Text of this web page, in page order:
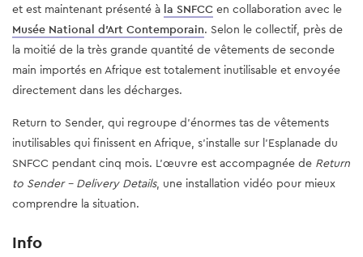
et est maintenant présenté à la SNFCC en collaboration avec le
Musée National d'Art Contemporain. Selon le collectif, près de
la moitié de la très grande quantité de vêtements de seconde
main importés en Afrique est totalement inutilisable et envoyée
directement dans les décharges.
Return to Sender, qui regroupe d'énormes tas de vêtements
inutilisables qui finissent en Afrique, s'installe sur l'Esplanade du
SNFCC pendant cinq mois. L'œuvre est accompagnée de Return
to Sender - Delivery Details, une installation vidéo pour mieux
comprendre la situation.
Info